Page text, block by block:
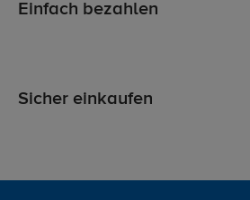
Einfach bezahlen
Sicher einkaufen